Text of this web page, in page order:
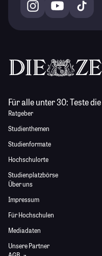
Für alle unter 30:Teste die
Ratgeber
Studienthemen
Studienformate
Hochschulorte
Studienplatzbörse
Über uns
Impressum
Für Hochschulen
Mediadaten
Unsere Partner